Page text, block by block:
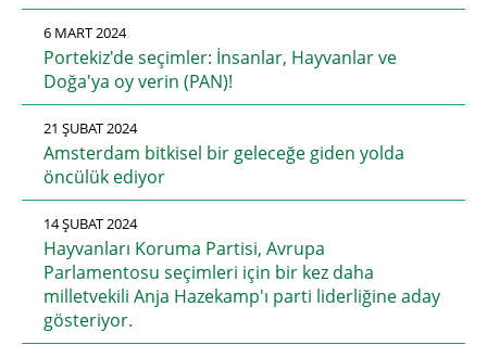
6 MART 2024
Portekiz'de seçimler: İnsanlar, Hayvanlar ve
Doğa'ya oy verin (PAN)!
21 ŞUBAT 2024
Amsterdam bitkisel bir geleceğe giden yolda
öncülük ediyor
14 ŞUBAT 2024
Hayvanları Koruma Partisi, Avrupa
Parlamentosu seçimleri için bir kez daha
milletvekili Anja Hazekamp'ı parti liderliğine aday
gösteriyor.